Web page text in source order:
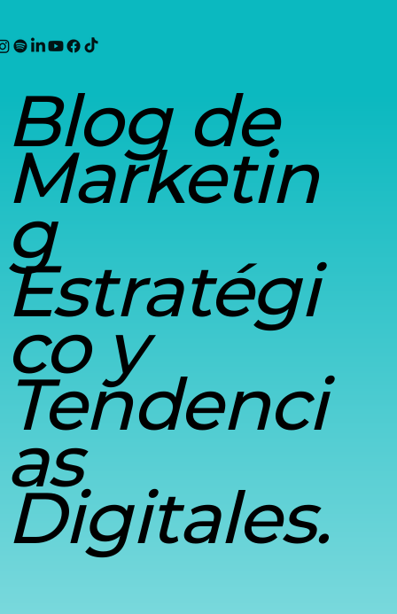
Blog de
Marketin
g
Estratégi
co y
Tendenci
as
Digitales.